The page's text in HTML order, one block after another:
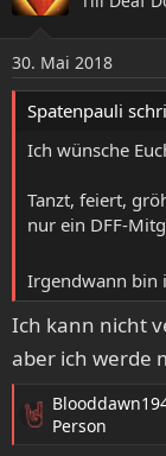
t
n
e
n
30. Mai 2018
Spatenpauli
Ich wünsche
Tanzt, feiert,
nur ein DFF-
Irgendwann bin
Ich kann nicht
aber ich werde
R
Person